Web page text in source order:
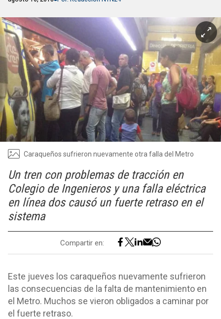
Caraqueños sufrieron nuevamente otra falla del Metro
Un tren con problemas de tracción en
Colegio de Ingenieros y una falla eléctrica
en línea dos causó un fuerte retraso en el
sistema
Compartir en:
Este jueves los caraqueños nuevamente sufrieron
las consecuencias de la falta de mantenimiento en
el Metro. Muchos se vieron obligados a caminar por
el fuerte retraso.